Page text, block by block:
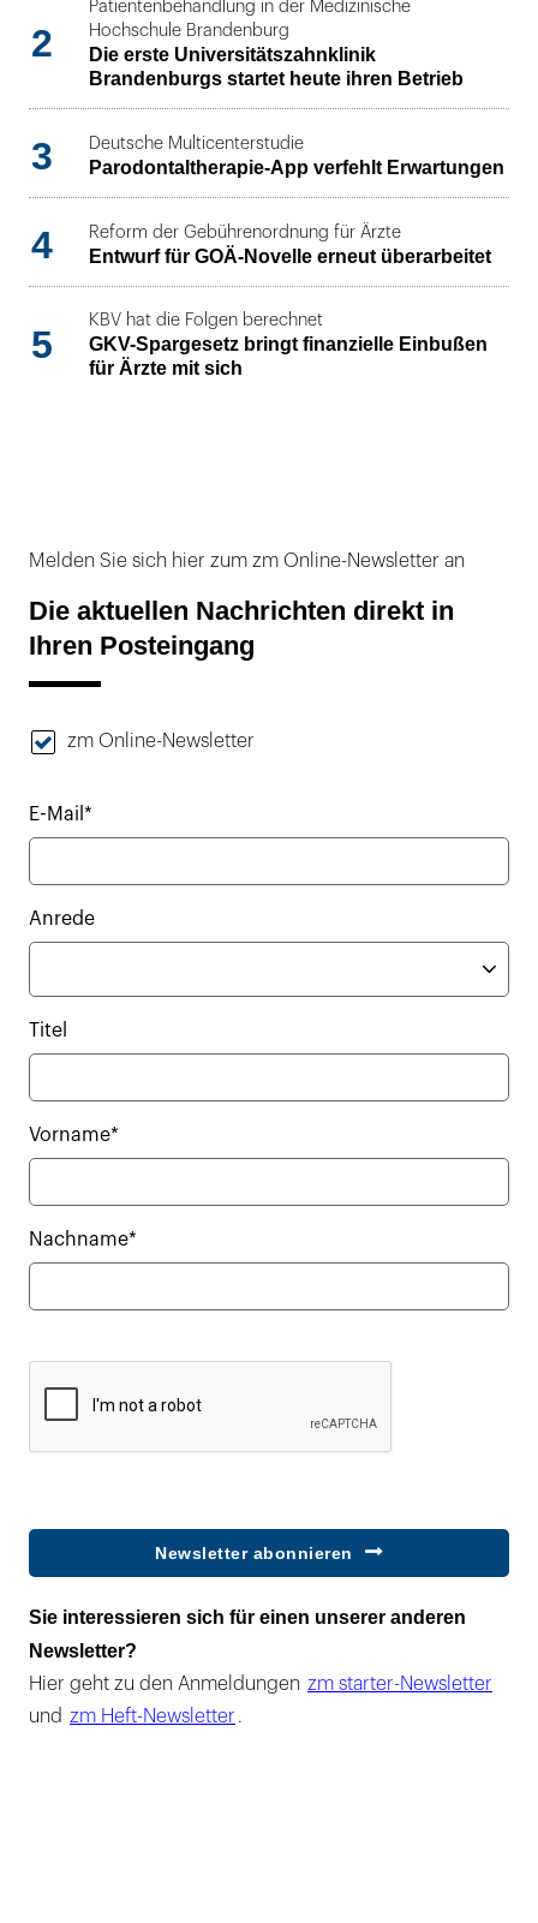
2
Patientenbehandlung in der Medizinische
Hochschule Brandenburg
Die erste Universitätszahnklinik
Brandenburgs startet heute ihren Betrieb
3 Deutsche Multicenterstudie
Parodontaltherapie-App verfehlt Erwartungen
4 Reform der Gebührenordnung für Ärzte
Entwurf für GOÄ-Novelle erneut überarbeitet
5
KBV hat die Folgen berechnet
GKV-Spargesetz bringt finanzielle Einbußen
für Ärzte mit sich
Melden Sie sich hier zum zm Online-Newsletter an
Die aktuellen Nachrichten direkt in
Ihren Posteingang
zm Online-Newsletter
E-Mail*
Anrede
Titel
Vorname*
Nachname*
Newsletter abonnieren
Sie interessieren sich für einen unserer anderen
Newsletter?
Hier geht zu den Anmeldungen zm starter-Newsletter
und zm Heft-Newsletter .